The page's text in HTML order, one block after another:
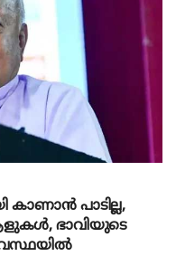
കാണാൻ പാടില്ല,
ഭാവിയുടെ